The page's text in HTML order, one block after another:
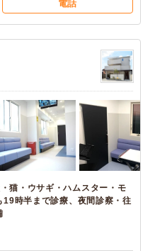
電話
猫・ウサギ・ハムスター・モ
時半まで診療、夜間診察・往